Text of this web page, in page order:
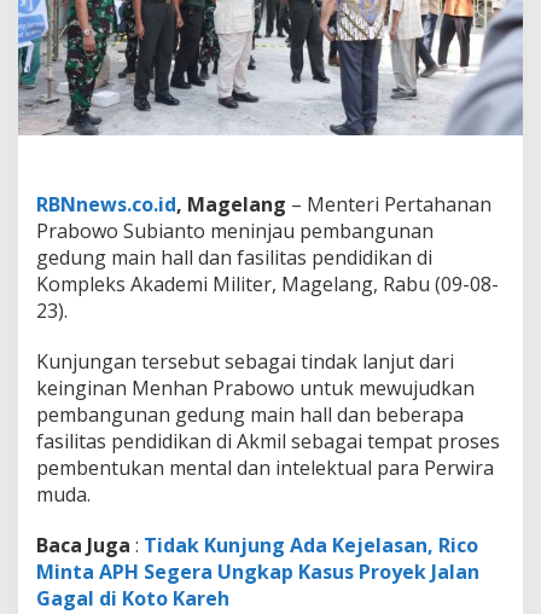
n
g
u
n
a
n
d
u
n
g
d
k
a
d
e
m
i
i
t
RBNnews.co.id, Magelang – Menteri Pertahanan
Prabowo Subianto meninjau pembangunan
gedung main hall dan fasilitas pendidikan di
Kompleks Akademi Militer, Magelang, Rabu (09-08-
23).
Kunjungan tersebut sebagai tindak lanjut dari
keinginan Menhan Prabowo untuk mewujudkan
pembangunan gedung main hall dan beberapa
fasilitas pendidikan di Akmil sebagai tempat proses
pembentukan mental dan intelektual para Perwira
muda.
Baca Juga : Tidak Kunjung Ada Kejelasan, Rico
Minta APH Segera Ungkap Kasus Proyek Jalan
Gagal di Koto Kareh